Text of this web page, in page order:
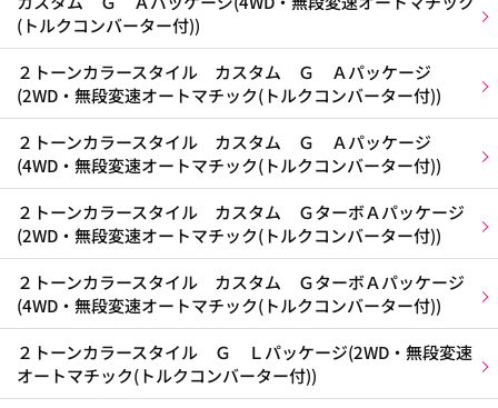
(トルクコンバーター付))
２トーンカラースタイル カスタム Ｇ Ａパッケージ
(2WD・無段変速オートマチック(トルクコンバーター付))
２トーンカラースタイル カスタム Ｇ Ａパッケージ
(4WD・無段変速オートマチック(トルクコンバーター付))
２トーンカラースタイル カスタム ＧターボＡパッケージ
(2WD・無段変速オートマチック(トルクコンバーター付))
２トーンカラースタイル カスタム ＧターボＡパッケージ
(4WD・無段変速オートマチック(トルクコンバーター付))
２トーンカラースタイル Ｇ Ｌパッケージ(2WD・無段変速
オートマチック(トルクコンバーター付))